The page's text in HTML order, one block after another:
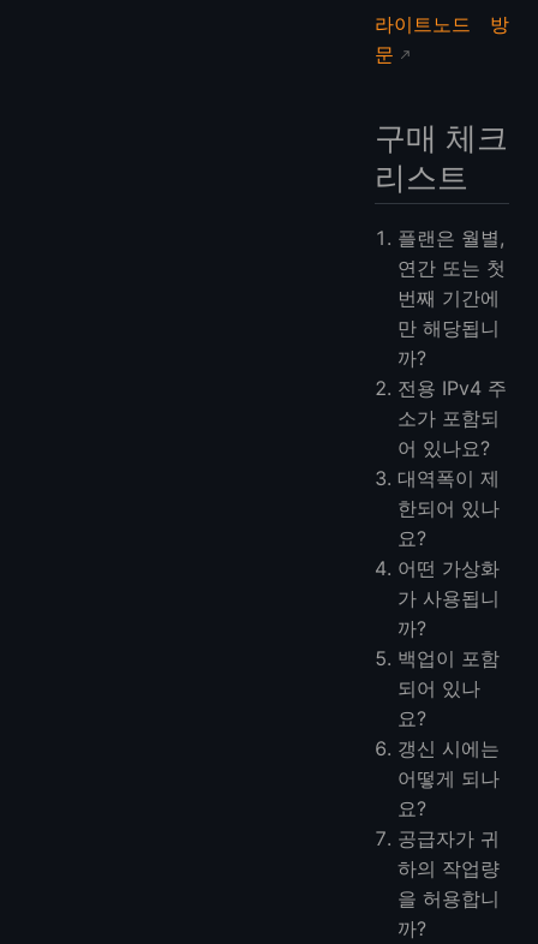
라이트노드 방
문
구매 체크
리스트
플랜은 월별,
연간 또는 첫
번째 기간에
만 해당됩니
까?
전용 IPv4 주
소가 포함되
어 있나요?
대역폭이 제
한되어 있나
요?
어떤 가상화
가 사용됩니
까?
백업이 포함
되어 있나
요?
갱신 시에는
어떻게 되나
요?
공급자가 귀
하의 작업량
을 허용합니
까?